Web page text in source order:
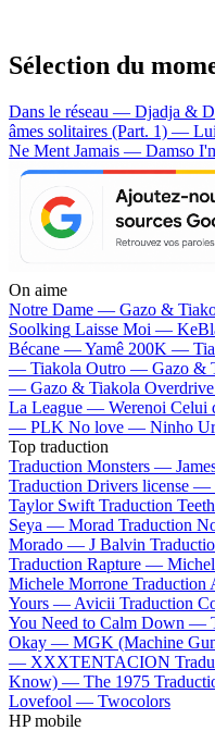
Sélection du
Dans le réseau — Djadja &
âmes solitaires (Part. 1) —
Ne Ment Jamais — Damso
On aime
Notre Dame — Gazo &
Soolking Laisse Moi —
Bécane —Yamê 200K —
— Tiakola Outro — Gazo &
— Gazo & Tiakola
La League — Werenoi Celui
— PLK No love — Ninho
Top traduction
Traduction Monsters —
Traduction Drivers license —
Taylor Swift Traduction
Seya — Morad Traduction
Morado — J Balvin
Traduction Rapture —
Michele Morrone
Yours — Avicii Traduction
You Need to Calm Down —
Okay — MGK (Machine
— XXXTENTACION
Know) — The 1975
Lovefool — Twocolors
HP mobile